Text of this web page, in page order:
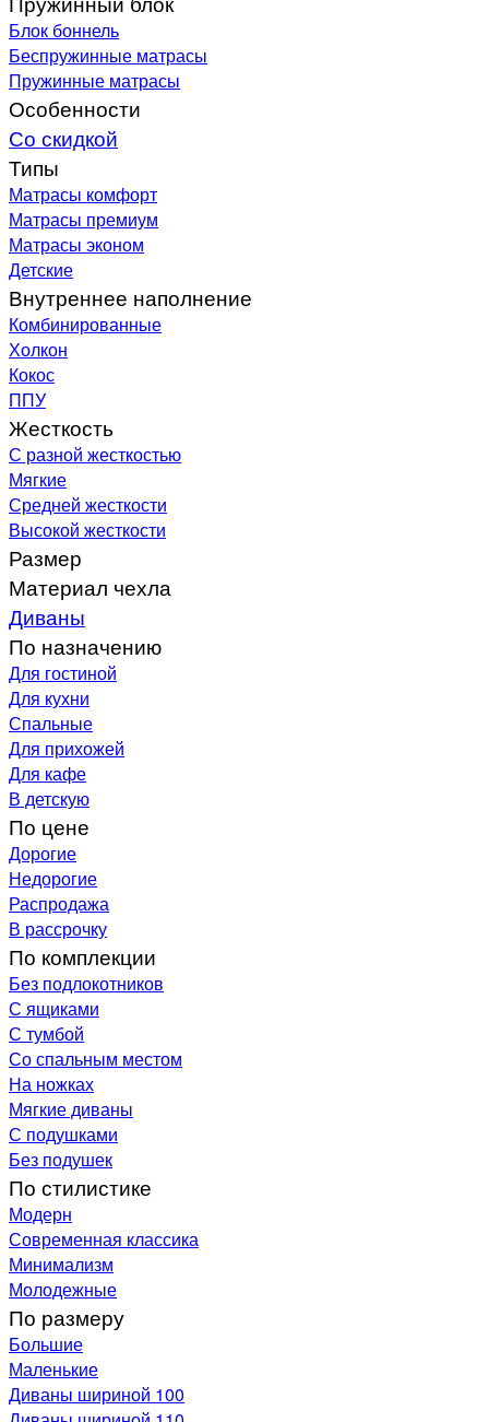
Блок боннель
Беспружинные матрасы
Пружинные матрасы
Особенности
Со скидкой
Типы
Матрасы комфорт
Матрасы премиум
Матрасы эконом
Детские
Внутреннее наполнение
Комбинированные
Холкон
Кокос
ППУ
Жесткость
С разной жесткостью
Мягкие
Средней жесткости
Высокой жесткости
Размер
Материал чехла
Диваны
По назначению
Для гостиной
Для кухни
Спальные
Для прихожей
Для кафе
В детскую
По цене
Дорогие
Недорогие
Распродажа
В рассрочку
По комплекции
Без подлокотников
С ящиками
С тумбой
Со спальным местом
На ножках
Мягкие диваны
С подушками
Без подушек
По стилистике
Модерн
Современная классика
Минимализм
Молодежные
По размеру
Большие
Маленькие
Диваны шириной 100